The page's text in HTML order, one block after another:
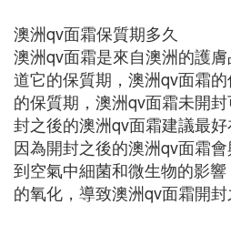
澳洲qv面霜保質期多久
澳洲qv面霜是來自澳洲的護
道它的保質期，澳洲qv面霜
的保質期，澳洲qv面霜未開
封之後的澳洲qv面霜建議最好
因為開封之後的澳洲qv面霜
到空氣中細菌和微生物的影
的氧化，導致澳洲qv面霜開封